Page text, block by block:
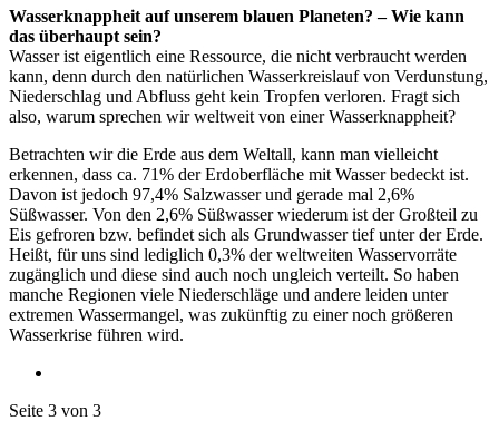
Wasserknappheit auf unserem blauen Planeten? – Wie kann
das überhaupt sein?
Wasser ist eigentlich eine Ressource, die nicht verbraucht werden
kann, denn durch den natürlichen Wasserkreislauf von Verdunstung,
Niederschlag und Abfluss geht kein Tropfen verloren. Fragt sich
also, warum sprechen wir weltweit von einer Wasserknappheit?
Betrachten wir die Erde aus dem Weltall, kann man vielleicht
erkennen, dass ca. 71% der Erdoberfläche mit Wasser bedeckt ist.
Davon ist jedoch 97,4% Salzwasser und gerade mal 2,6%
Süßwasser. Von den 2,6% Süßwasser wiederum ist der Großteil zu
Eis gefroren bzw. befindet sich als Grundwasser tief unter der Erde.
Heißt, für uns sind lediglich 0,3% der weltweiten Wasservorräte
zugänglich und diese sind auch noch ungleich verteilt. So haben
manche Regionen viele Niederschläge und andere leiden unter
extremen Wassermangel, was zukünftig zu einer noch größeren
Wasserkrise führen wird.
Seite 3 von 3